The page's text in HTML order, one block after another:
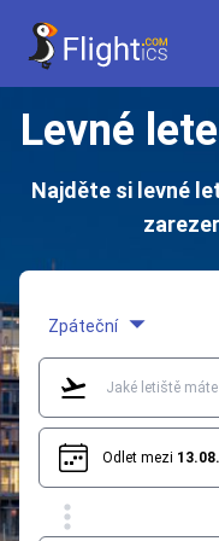
Levné
Najděte si levné
Zpáteční
Odlet mezi